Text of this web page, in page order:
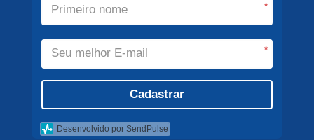
*
*
Cadastrar
Desenvolvido por SendPulse